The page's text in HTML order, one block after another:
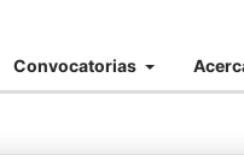
Convocatorias